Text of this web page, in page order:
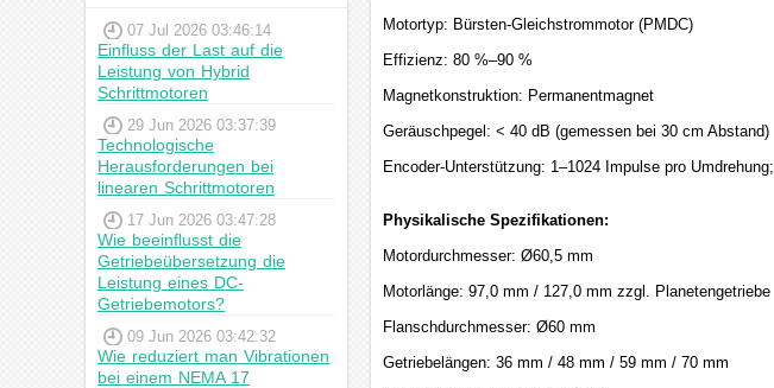
07 Jul 2026 03:46:14
Einfluss der Last auf die
Leistung von Hybrid
Schrittmotoren
29 Jun 2026 03:37:39
Technologische
Herausforderungen bei
linearen Schrittmotoren
17 Jun 2026 03:47:28
Wie beeinflusst die
Getriebeübersetzung die
Leistung eines DC-
Getriebemotors?
09 Jun 2026 03:42:32
Wie reduziert man Vibrationen
bei einem NEMA 17
Motortyp: Bürsten-Gleichstrommotor (PMDC)
Effizienz: 80 %–90 %
Magnetkonstruktion: Permanentmagnet
Geräuschpegel: < 40 dB (gemessen bei 30 cm Abstand)
Encoder-Unterstützung: 1–1024 Impulse pro Umdrehung;
Physikalische Spezifikationen:
Motordurchmesser: Ø60,5 mm
Motorlänge: 97,0 mm / 127,0 mm zzgl. Planetengetriebe
Flanschdurchmesser: Ø60 mm
Getriebelängen: 36 mm / 48 mm / 59 mm / 70 mm